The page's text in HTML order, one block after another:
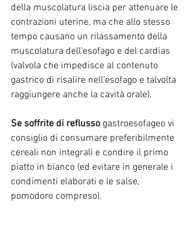
della muscolatura liscia per attenuare le
contrazioni uterine, ma che allo stesso
tempo causano un rilassamento della
muscolatura dell’esofago e del cardias
(valvola che impedisce al contenuto
gastrico di risalire nell’esofago e talvolta
raggiungere anche la cavità orale).
Se soffrite di reflusso gastroesofageo vi
consiglio di consumare preferibilmente
cereali non integrali e condire il primo
piatto in bianco (ed evitare in generale i
condimenti elaborati e le salse,
pomodoro compreso).